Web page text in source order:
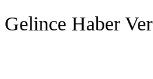
Gelince Haber Ver